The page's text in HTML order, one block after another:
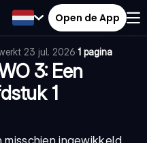
Open de App
23 jul. 2026·1 pagina
3: Een
1
ingewikkeld,